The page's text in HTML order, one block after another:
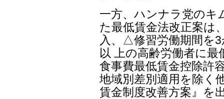
一方、ハンナラ党のキ
た最低賃金法改正案は
入、△修習労働期間を
以 上の高齢労働者に
食事費最低賃金控除許
地域別差別適用を除く
賃金制度改善方案』を